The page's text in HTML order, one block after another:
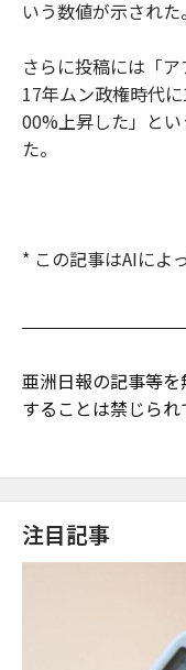
いう数値が示された。
さらに投稿には「
17年ムン政権時代
00%上昇した」と
た。
* この記事はAIによ
亜洲日報の記事等
することは禁じられ
注目記事